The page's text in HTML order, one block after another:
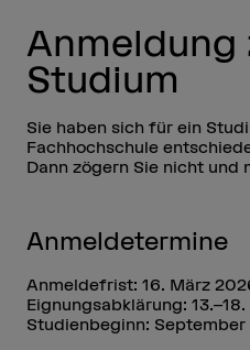
Anmeldung
Studium
Sie haben sich für ein
Fachhochschule
Dann zögern Sie nicht und
Anmeldetermine
Anmeldefrist: 16. März
Eignungsabklärung:
Studienbeginn: September